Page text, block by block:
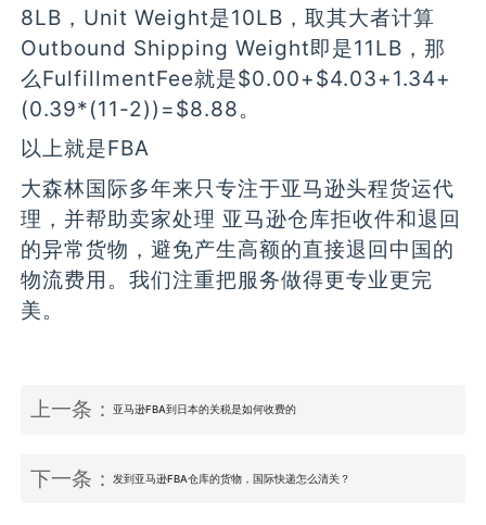
8LB，Unit Weight是10LB，取其大者计算
Outbound Shipping Weight即是11LB，那
么FulfillmentFee就是$0.00+$4.03+1.34+
(0.39*(11-2))=$8.88。
以上就是FBA
大森林国际多年来只专注于亚马逊头程货运代
理，并帮助卖家处理 亚马逊仓库拒收件和退回
的异常货物，避免产生高额的直接退回中国的
物流费用。我们注重把服务做得更专业更完
美。
上一条：亚马逊FBA到日本的关税是如何收费的
下一条：发到亚马逊FBA仓库的货物，国际快递怎么清关？